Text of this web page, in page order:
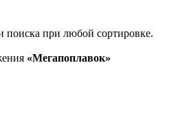
поиска при любой сортировке.
«Мегапоплавок»